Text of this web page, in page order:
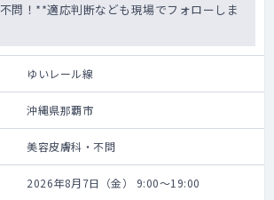
問！**適応判断なども現場でフォローしま
ゆいレール線
沖縄県那覇市
美容皮膚科・不問
2026年8月7日（金） 9:00～19:00